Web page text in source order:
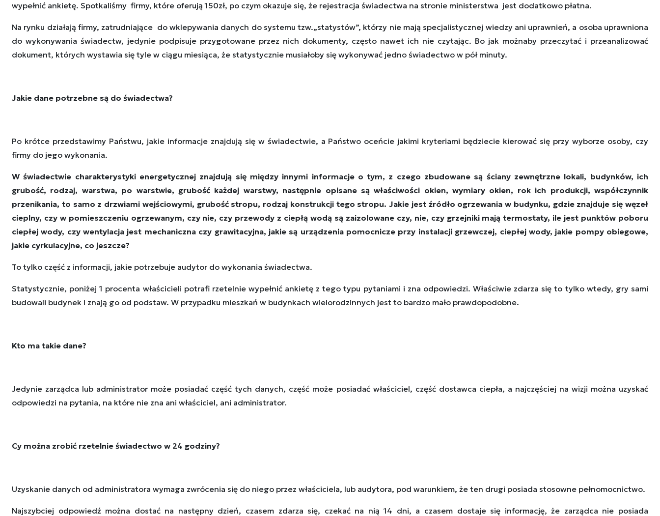
wypełnić ankietę. Spotkaliśmy firmy, które oferują 150zł, po czym okazuje się, że rejestracja świadectwa na stronie ministerstwa jest dodatkowo płatna.
Na rynku działają firmy, zatrudniające do wklepywania danych do systemu tzw.„statystów”, którzy nie mają specjalistycznej wiedzy ani uprawnień, a osoba uprawniona
do wykonywania świadectw, jedynie podpisuje przygotowane przez nich dokumenty, często nawet ich nie czytając. Bo jak możnaby przeczytać i przeanalizować
dokument, których wystawia się tyle w ciągu miesiąca, że statystycznie musiałoby się wykonywać jedno świadectwo w pół minuty.
Jakie dane potrzebne są do świadectwa?
Po krótce przedstawimy Państwu, jakie informacje znajdują się w świadectwie, a Państwo oceńcie jakimi kryteriami będziecie kierować się przy wyborze osoby, czy
firmy do jego wykonania.
W świadectwie charakterystyki energetycznej znajdują się między innymi informacje o tym, z czego zbudowane są ściany zewnętrzne lokali, budynków, ich
grubość, rodzaj, warstwa, po warstwie, grubość każdej warstwy, następnie opisane są właściwości okien, wymiary okien, rok ich produkcji, współczynnik
przenikania, to samo z drzwiami wejściowymi, grubość stropu, rodzaj konstrukcji tego stropu. Jakie jest źródło ogrzewania w budynku, gdzie znajduje się węzeł
cieplny, czy w pomieszczeniu ogrzewanym, czy nie, czy przewody z ciepłą wodą są zaizolowane czy, nie, czy grzejniki mają termostaty, ile jest punktów poboru
ciepłej wody, czy wentylacja jest mechaniczna czy grawitacyjna, jakie są urządzenia pomocnicze przy instalacji grzewczej, ciepłej wody, jakie pompy obiegowe,
jakie cyrkulacyjne, co jeszcze?
To tylko część z informacji, jakie potrzebuje audytor do wykonania świadectwa.
Statystycznie, poniżej 1 procenta właścicieli potrafi rzetelnie wypełnić ankietę z tego typu pytaniami i zna odpowiedzi. Właściwie zdarza się to tylko wtedy, gry sami
budowali budynek i znają go od podstaw. W przypadku mieszkań w budynkach wielorodzinnych jest to bardzo mało prawdopodobne.
Kto ma takie dane?
Jedynie zarządca lub administrator może posiadać część tych danych, część może posiadać właściciel, część dostawca ciepła, a najczęściej na wizji można uzyskać
odpowiedzi na pytania, na które nie zna ani właściciel, ani administrator.
Cy można zrobić rzetelnie świadectwo w 24 godziny?
Uzyskanie danych od administratora wymaga zwrócenia się do niego przez właściciela, lub audytora, pod warunkiem, że ten drugi posiada stosowne pełnomocnictwo.
Najszybciej odpowiedź można dostać na następny dzień, czasem zdarza się, czekać na nią 14 dni, a czasem dostaje się informację, że zarządca nie posiada